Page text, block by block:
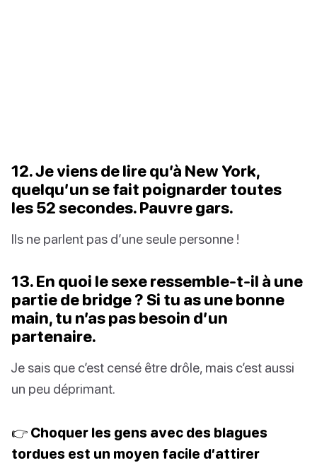
12. Je viens de lire qu’à New York,
quelqu’un se fait poignarder toutes
les 52 secondes. Pauvre gars.
Ils ne parlent pas d’une seule personne !
13. En quoi le sexe ressemble-t-il à une
partie de bridge ? Si tu as une bonne
main, tu n’as pas besoin d’un
partenaire.
Je sais que c’est censé être drôle, mais c’est aussi
un peu déprimant.
👉 Choquer les gens avec des blagues
tordues est un moyen facile d’attirer